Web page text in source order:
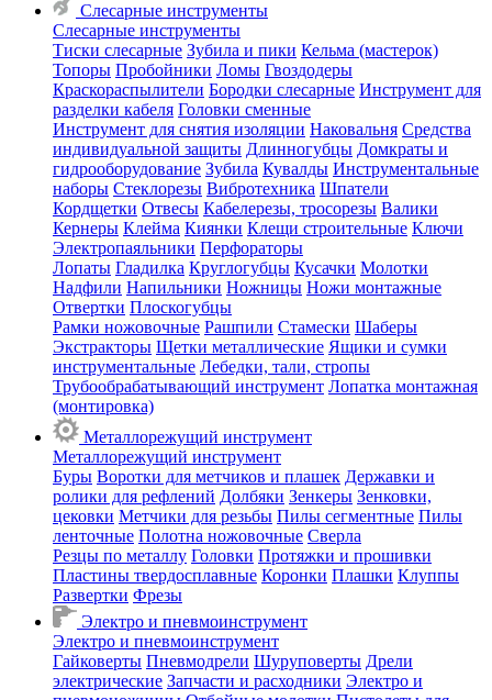
Слесарные инструменты
Слесарные инструменты
Тиски слесарные Зубила и пики Кельма (мастерок)
Топоры Пробойники Ломы Гвоздодеры
Краскораспылители Бородки слесарные Инструмент для
разделки кабеля Головки сменные
Инструмент для снятия изоляции Наковальня Средства
индивидуальной защиты Длинногубцы Домкраты и
гидрооборудование Зубила Кувалды Инструментальные
наборы Стеклорезы Вибротехника Шпатели
Кордщетки Отвесы Кабелерезы, тросорезы Валики
Кернеры Клейма Киянки Клещи строительные Ключи
Электропаяльники Перфораторы
Лопаты Гладилка Круглогубцы Кусачки Молотки
Надфили Напильники Ножницы Ножи монтажные
Отвертки Плоскогубцы
Рамки ножовочные Рашпили Стамески Шаберы
Экстракторы Щетки металлические Ящики и сумки
инструментальные Лебедки, тали, стропы
Трубообрабатывающий инструмент Лопатка монтажная
(монтировка)
Металлорежущий инструмент
Металлорежущий инструмент
Буры Воротки для метчиков и плашек Державки и
ролики для рефлений Долбяки Зенкеры Зенковки,
цековки Метчики для резьбы Пилы сегментные Пилы
ленточные Полотна ножовочные Сверла
Резцы по металлу Головки Протяжки и прошивки
Пластины твердосплавные Коронки Плашки Клуппы
Развертки Фрезы
Электро и пневмоинструмент
Электро и пневмоинструмент
Гайковерты Пневмодрели Шуруповерты Дрели
электрические Запчасти и расходники Электро и